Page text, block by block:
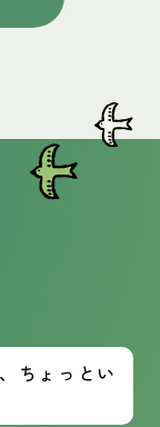
ちょっとい